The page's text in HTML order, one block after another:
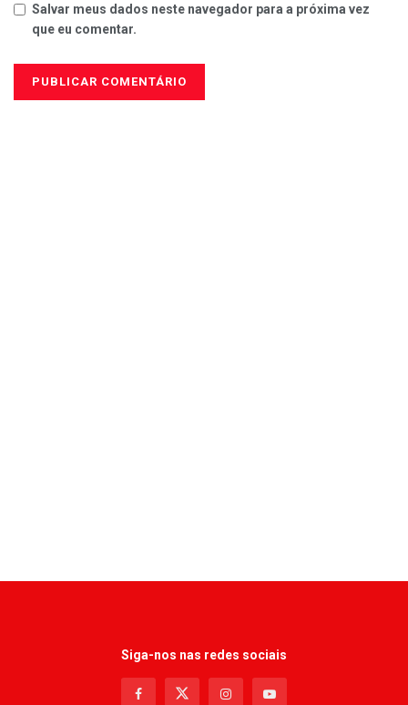
Salvar meus dados neste navegador para a próxima vez
que eu comentar.
Siga-nos nas redes sociais